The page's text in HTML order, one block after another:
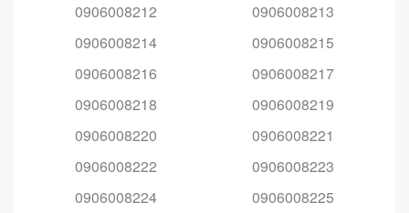
0906008212
0906008213
0906008214
0906008215
0906008216
0906008217
0906008218
0906008219
0906008220
0906008221
0906008222
0906008223
0906008224
0906008225